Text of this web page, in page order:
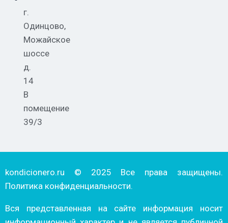
г.
Одинцово,
Можайское
шоссе
д.
14
В
помещение
39/3
kondicionero.ru © 2025 Все права защищены.
Политика конфиденциальности.
Вся представленная на сайте информация носит